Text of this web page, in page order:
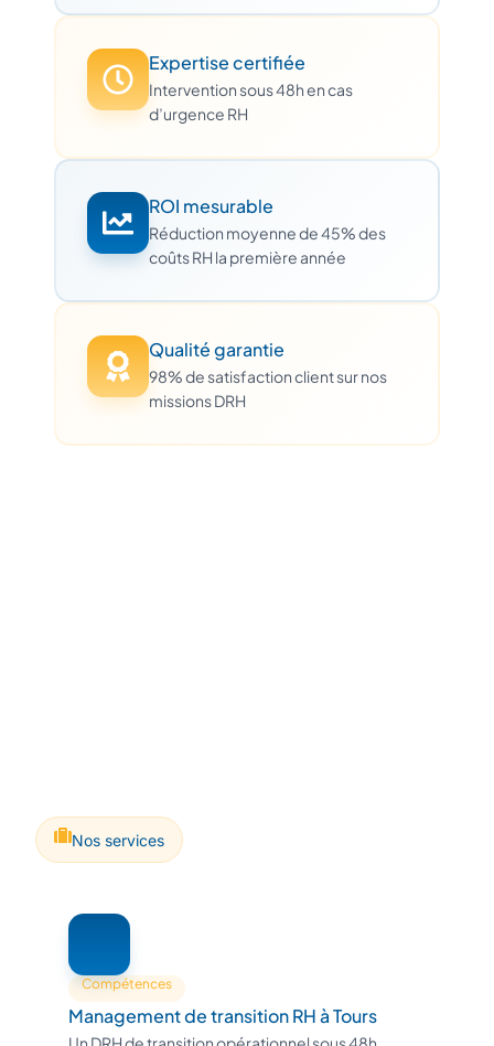
Expertise certifiée
Intervention sous 48h en cas
d’urgence RH
ROI mesurable
Réduction moyenne de 45% des
coûts RH la première année
Qualité garantie
98% de satisfaction client sur nos
missions DRH
Nos services
Compétences
Management de transition RH à Tours